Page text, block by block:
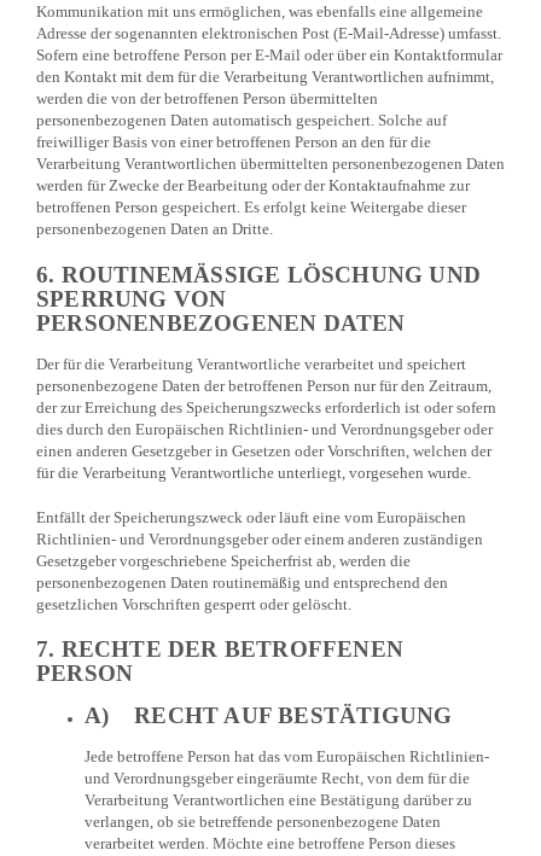
Kommunikation mit uns ermöglichen, was ebenfalls eine allgemeine
Adresse der sogenannten elektronischen Post (E-Mail-Adresse) umfasst.
Sofern eine betroffene Person per E-Mail oder über ein Kontaktformular
den Kontakt mit dem für die Verarbeitung Verantwortlichen aufnimmt,
werden die von der betroffenen Person übermittelten
personenbezogenen Daten automatisch gespeichert. Solche auf
freiwilliger Basis von einer betroffenen Person an den für die
Verarbeitung Verantwortlichen übermittelten personenbezogenen Daten
werden für Zwecke der Bearbeitung oder der Kontaktaufnahme zur
betroffenen Person gespeichert. Es erfolgt keine Weitergabe dieser
personenbezogenen Daten an Dritte.
6. ROUTINEMÄSSIGE LÖSCHUNG UND S
PERRUNG VON P
ERSONENBEZOGENEN DATEN
Der für die Verarbeitung Verantwortliche verarbeitet und speichert
personenbezogene Daten der betroffenen Person nur für den Zeitraum,
der zur Erreichung des Speicherungszwecks erforderlich ist oder sofern
dies durch den Europäischen Richtlinien- und Verordnungsgeber oder
einen anderen Gesetzgeber in Gesetzen oder Vorschriften, welchen der
für die Verarbeitung Verantwortliche unterliegt, vorgesehen wurde.
Entfällt der Speicherungszweck oder läuft eine vom Europäischen
Richtlinien- und Verordnungsgeber oder einem anderen zuständigen
Gesetzgeber vorgeschriebene Speicherfrist ab, werden die
personenbezogenen Daten routinemäßig und entsprechend den
gesetzlichen Vorschriften gesperrt oder gelöscht.
7. RECHTE DER BETROFFENEN
PERSON
A) RECHT AUF BESTÄTIGUNG
Jede betroffene Person hat das vom Europäischen Richtlinien-
und Verordnungsgeber eingeräumte Recht, von dem für die
Verarbeitung Verantwortlichen eine Bestätigung darüber zu
verlangen, ob sie betreffende personenbezogene Daten
verarbeitet werden. Möchte eine betroffene Person dieses